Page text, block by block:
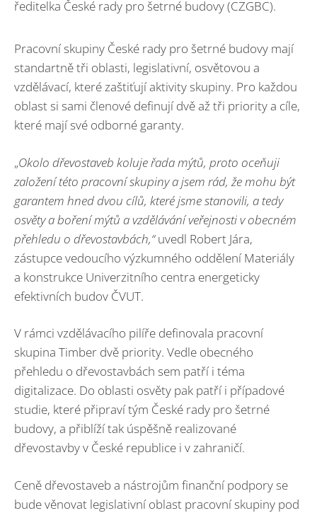
ředitelka České rady pro šetrné budovy (CZGBC).
Pracovní skupiny České rady pro šetrné budovy mají
standartně tři oblasti, legislativní, osvětovou a
vzdělávací, které zaštiťují aktivity skupiny. Pro každou
oblast si sami členové definují dvě až tři priority a cíle,
které mají své odborné garanty.
„Okolo dřevostaveb koluje řada mýtů, proto oceňuji
založení této pracovní skupiny a jsem rád, že mohu být
garantem hned dvou cílů, které jsme stanovili, a tedy
osvěty a boření mýtů a vzdělávání veřejnosti v obecném
přehledu o dřevostavbách,“uvedl Robert Jára,
zástupce vedoucího výzkumného oddělení Materiály
a konstrukce Univerzitního centra energeticky
efektivních budov ČVUT.
V rámci vzdělávacího pilíře definovala pracovní
skupina Timber dvě priority. Vedle obecného
přehledu o dřevostavbách sem patří i téma
digitalizace. Do oblasti osvěty pak patří i případové
studie, které připraví tým České rady pro šetrné
budovy, a přiblíží tak úspěšně realizované
dřevostavby v České republice i v zahraničí.
Ceně dřevostaveb a nástrojům finanční podpory se
bude věnovat legislativní oblast pracovní skupiny pod